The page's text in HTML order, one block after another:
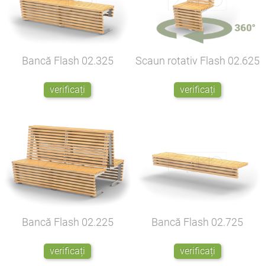
Bancă Flash 02.325
verificați
Scaun rotativ Flash 02.625
verificați
Bancă Flash 02.225
verificați
Bancă Flash 02.725
verificați